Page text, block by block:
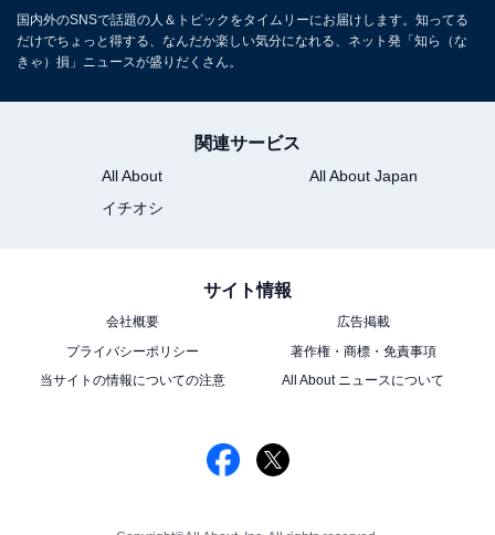
国内外のSNSで話題の人＆トピックをタイムリーにお届けします。知ってる
だけでちょっと得する、なんだか楽しい気分になれる、ネット発「知ら（な
きゃ）損」ニュースが盛りだくさん。
関連サービス
All About
All About Japan
イチオシ
サイト情報
会社概要
広告掲載
プライバシーポリシー
著作権・商標・免責事項
当サイトの情報についての注意
All About ニュースについて